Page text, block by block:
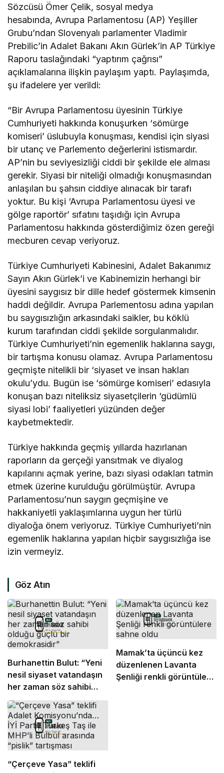
Sözcüsü Ömer Çelik, sosyal medya
hesabında, Avrupa Parlamentosu (AP) Yeşiller
Grubu’ndan Slovenyalı parlamenter Vladimir
Prebilic’in Adalet Bakanı Akın Gürlek’in AP Türkiye
Raporu taslağındaki “yaptırım çağrısı”
açıklamalarına ilişkin paylaşım yaptı. Paylaşımda,
şu ifadelere yer verildi:
“Bir Avrupa Parlamentosu üyesinin Türkiye
Cumhuriyeti hakkında konuşurken ‘sömürge
komiseri’ üslubuyla konuşması, kendisi için siyasi
bir utanç ve Parlemento değerlerini istismardır.
AP’nin bu seviyesizliği ciddi bir şekilde ele alması
gerekir. Siyasi bir niteliği olmadığı konuşmasından
anlaşılan bu şahsın ciddiye alınacak bir tarafı
yoktur. Bu kişi ‘Avrupa Parlamentosu üyesi ve
gölge raportör’ sıfatını taşıdığı için Avrupa
Parlamentosu hakkında gösterdiğimiz özen gereği
mecburen cevap veriyoruz.
Türkiye Cumhuriyeti Kabinesini, Adalet Bakanımız
Sayın Akın Gürlek’i ve Kabinemizin herhangi bir
üyesini saygısız bir dille hedef göstermek kimsenin
haddi değildir. Avrupa Parlementosu adına yapılan
bu saygısızlığın arkasındaki saikler, bu köklü
kurum tarafından ciddi şekilde sorgulanmalıdır.
Türkiye Cumhuriyeti’nin egemenlik haklarına saygı,
bir tartışma konusu olamaz. Avrupa Parlamentosu
geçmişte nitelikli bir ‘siyaset ve insan hakları
okulu’ydu. Bugün ise ‘sömürge komiseri’ edasıyla
konuşan bazı niteliksiz siyasetçilerin ‘güdümlü
siyasi lobi’ faaliyetleri yüzünden değer
kaybetmektedir.
Türkiye hakkında geçmiş yıllarda hazırlanan
raporların da gerçeği yansıtmak ve diyalog
kapılarını açmak yerine, bazı siyasi odakları tatmin
etmek üzerine kurulduğu görülmüştür. Avrupa
Parlamentosu’nun saygın geçmişine ve
hakkaniyetli yaklaşımlarına uygun her türlü
diyaloğa önem veriyoruz. Türkiye Cumhuriyeti’nin
egemenlik haklarına yapılan hiçbir saygısızlığa ise
izin vermeyiz.
Göz Atın
Burhanettin Bulut: “Yeni
nesil siyaset vatandaşın
her zaman söz sahibi
olduğu güçlü bir
demokrasidir”
Mamak’ta üçüncü kez
düzenlenen Lavanta
Şenliği renkli görüntülere
“Çerçeve Yasa” teklifi